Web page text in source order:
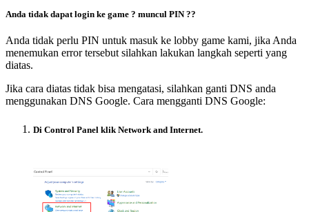
Anda tidak dapat login ke game ? muncul PIN ??
Anda tidak perlu PIN untuk masuk ke lobby game kami, jika Anda
menemukan error tersebut silahkan lakukan langkah seperti yang
diatas.
Jika cara diatas tidak bisa mengatasi, silahkan ganti DNS anda
menggunakan DNS Google. Cara mengganti DNS Google:
Di Control Panel klik Network and Internet.